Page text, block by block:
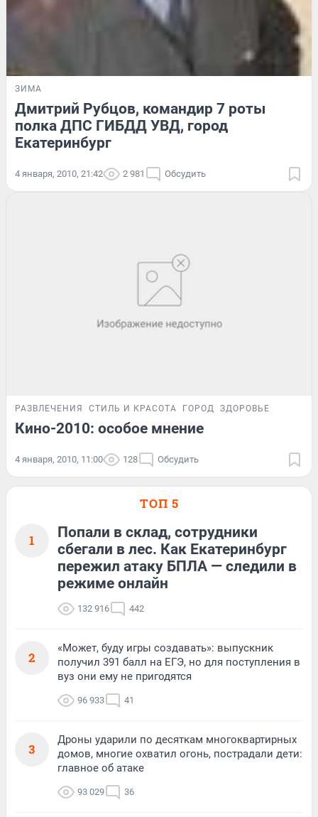
ЗИМА
Дмитрий Рубцов, командир 7 роты
полка ДПС ГИБДД УВД, город
Екатеринбург
4 января, 2010, 21:42 2 981 Обсудить
РАЗВЛЕЧЕНИЯ СТИЛЬ И КРАСОТА ГОРОД ЗДОРОВЬЕ
Кино-2010: особое мнение
4 января, 2010, 11:00 128 Обсудить
ТОП 5
1
Попали в склад, сотрудники
сбегали в лес. Как Екатеринбург
пережил атаку БПЛА — следили в
режиме онлайн
132 916 442
2
«Может, буду игры создавать»: выпускник
получил 391 балл на ЕГЭ, но для поступления в
вуз они ему не пригодятся
96 933 41
3
Дроны ударили по десяткам многоквартирных
домов, многие охватил огонь, пострадали дети:
главное об атаке
93 029 36